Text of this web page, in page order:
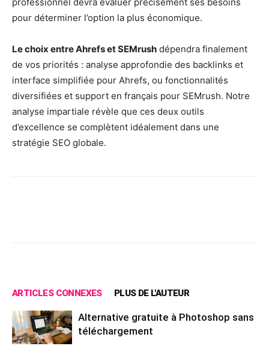
pour déterminer l’option la plus économique.
Le choix entre Ahrefs et SEMrush dépendra finalement
de vos priorités : analyse approfondie des backlinks et
interface simplifiée pour Ahrefs, ou fonctionnalités
diversifiées et support en français pour SEMrush. Notre
analyse impartiale révèle que ces deux outils
d’excellence se complètent idéalement dans une
stratégie SEO globale.
ARTICLES CONNEXES PLUS DE L'AUTEUR
Alternative gratuite à Photoshop sans
téléchargement